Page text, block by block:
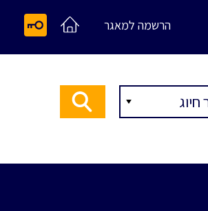
הרשמה למאגר